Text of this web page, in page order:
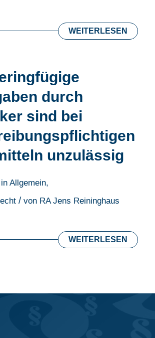
WEITERLESEN
durch
sind bei
unzulässig
in Allgemein,
/ von RA Jens Reininghaus
WEITERLESEN